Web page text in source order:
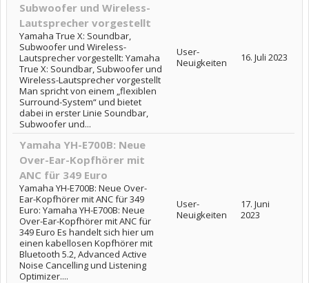
Subwoofer und Wireless-
Lautsprecher vorgestellt
Yamaha True X: Soundbar,
Subwoofer und Wireless-
Lautsprecher vorgestellt: Yamaha
True X: Soundbar, Subwoofer und
Wireless-Lautsprecher vorgestellt
Man spricht von einem „flexiblen
Surround-System“ und bietet
dabei in erster Linie Soundbar,
Subwoofer und...
User-
Neuigkeiten
16. Juli 2023
Yamaha YH-E700B: Neue
Over-Ear-Kopfhörer mit
ANC für 349 Euro
Yamaha YH-E700B: Neue Over-
Ear-Kopfhörer mit ANC für 349
Euro: Yamaha YH-E700B: Neue
Over-Ear-Kopfhörer mit ANC für
349 Euro Es handelt sich hier um
einen kabellosen Kopfhörer mit
Bluetooth 5.2, Advanced Active
Noise Cancelling und Listening
Optimizer....
User-
Neuigkeiten
17. Juni
2023